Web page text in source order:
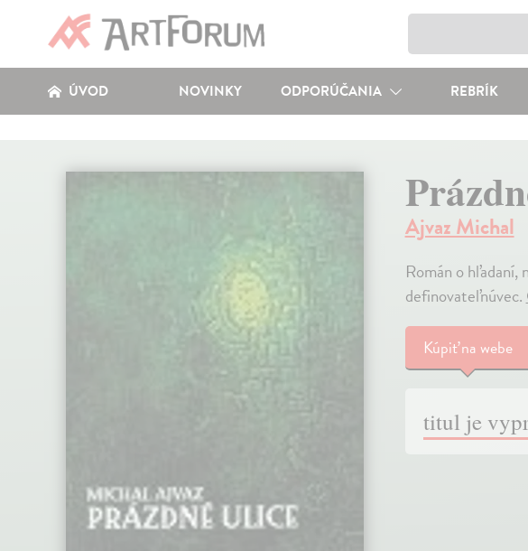
ÚVOD NOVINKY ODPORÚČANIA REBRÍK
Ajvaz Michal
Román o
definovateľnúvec.
Kúpiťna webe
titul je